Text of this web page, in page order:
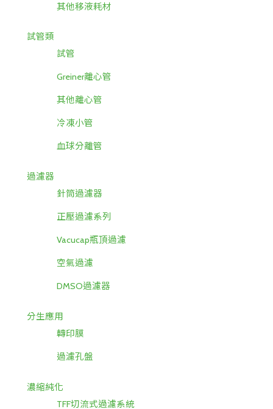
其他移液耗材
試管類
試管
Greiner離心管
其他離心管
冷凍小管
血球分離管
過濾器
針筒過濾器
正壓過濾系列
Vacucap瓶頂過濾
空氣過濾
DMSO過濾器
分生應用
轉印膜
過濾孔盤
濃縮純化
TFF切流式過濾系統